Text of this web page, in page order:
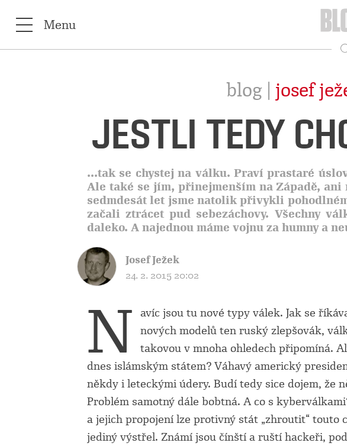
Menu
blog | josef
JESTLI TEDY
...tak se chystej na válku. Praví prastaré
Ale také se jím, přinejmenším na Západě,
sedmdesát let jsme natolik přivykli
začali ztrácet pud sebezáchovy. Všechny
daleko. A najednou máme vojnu za humny a
Josef Ježek
24. 2. 2015 20:02
N avíc jsou tu nové typy válek. Jak se
nových modelů ten ruský zlepšovák,
takovou v mnoha ohledech připomíná.
dnes islámským státem? Váhavý americký
někdy i leteckými údery. Budí tedy sice dojem, že
Problém samotný dále bobtná. A co s
a jejich propojení lze protivný stát „zhroutit“ touto
jediný výstřel. Známí jsou čínští a ruští hackeři,